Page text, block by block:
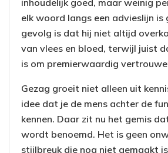
inhoudelijk goed, maar weinig
elk woord langs een advieslijn is
gevolg is dat hij niet altijd
van vlees en bloed, terwijl juist
is om premierwaardig
Gezag groeit niet alleen uit
idee dat je de mens achter de
kennen. Daar zit nu het gemis
wordt benoemd. Het is geen
stijlbreuk die nog niet gemaakt